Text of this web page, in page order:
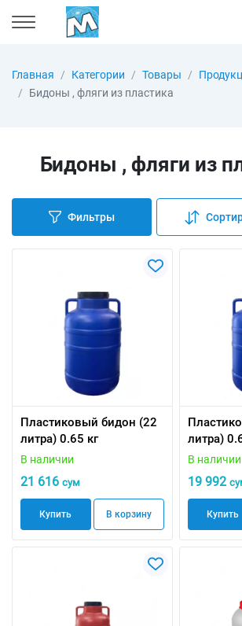
Главная Категории Товары
Бидоны , фляги из пластика
Бидоны , фляги из
Фильтры
Пластиковый бидон (22
литра) 0.65 кг
В наличии
21 616 сум
Купить В корзину
литра)
В наличии
19 992
Купить